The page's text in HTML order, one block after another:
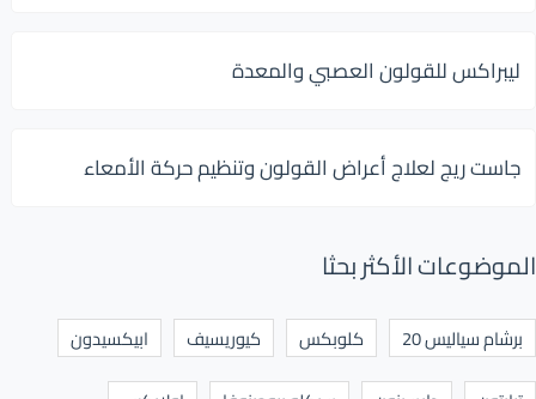
ليبراكس للقولون العصبي والمعدة
جاست ريج لعلاج أعراض القولون وتنظيم حركة الأمعاء
الموضوعات الأكثر بحثا
برشام سياليس 20 كلوبكس كيوريسيف
ابيكسيدون